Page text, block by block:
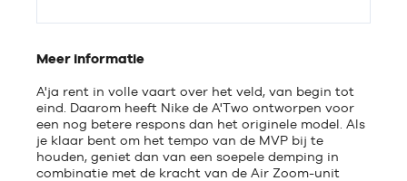
Meer informatie
A'ja rent in volle vaart over het veld, van begin tot
eind. Daarom heeft Nike de A'Two ontworpen voor
een nog betere respons dan het originele model. Als
je klaar bent om het tempo van de MVP bij te
houden, geniet dan van een soepele demping in
combinatie met de kracht van de Air Zoom-unit